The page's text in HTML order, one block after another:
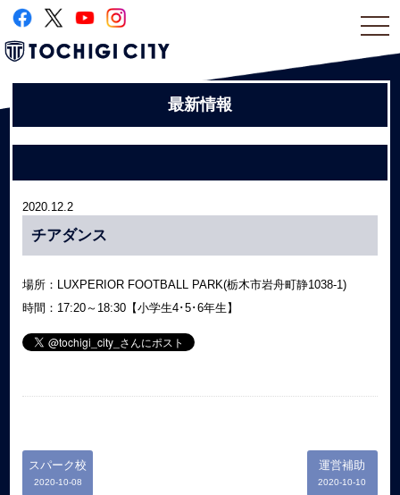
最新情報
2020.12.2
チアダンス
場所：LUXPERIOR FOOTBALL PARK(栃木市岩舟町静1038-1)
時間：17:20～18:30【小学生4･5･6年生】
スパーク校
2020-10-08
運営補助
2020-10-10